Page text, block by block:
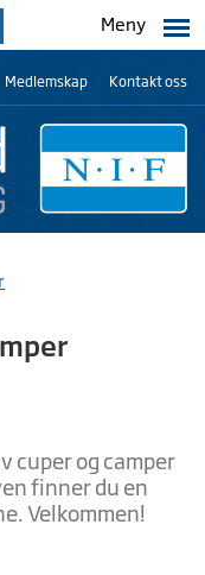
Meny
Medlemskap Kontakt oss
cuper og camper
finner du en
Velkommen!